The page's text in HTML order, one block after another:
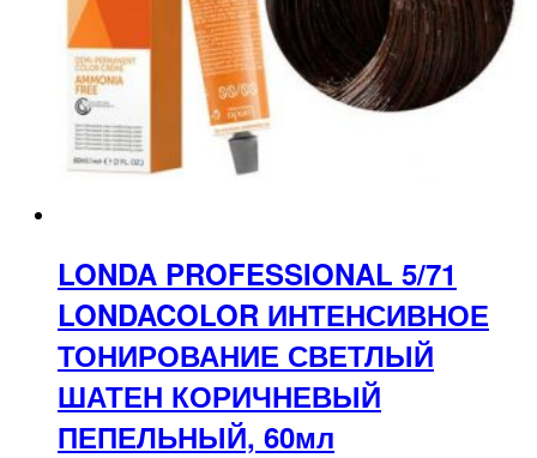
LONDA PROFESSIONAL 5/71
LONDACOLOR ИНТЕНСИВНОЕ
ТОНИРОВАНИЕ СВЕТЛЫЙ
ШАТЕН КОРИЧНЕВЫЙ
ПЕПЕЛЬНЫЙ, 60мл